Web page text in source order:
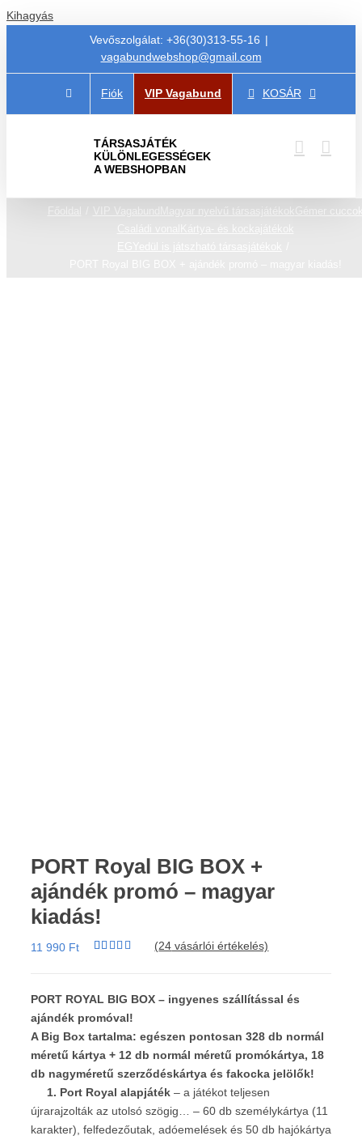
Kihagyás
Vevőszolgálat: +36(30)313-55-16 |
vagabundwebshop@gmail.com
Fiók VIP Vagabund KOSÁR
TÁRSASJÁTÉK
KÜLÖNLEGESSÉGEK
A WEBSHOPBAN
Főoldal VIP Vagabund Magyar nyelvű társasjátékok
Gémer
PORT Royal BIG BOX +
ajándék promó – magyar
kiadás!
11 990 Ft
értékelés
(24 vásárlói értékelés)
PORT ROYAL BIG BOX – ingyenes szállítással és
ajándék promóval!
A Big Box tartalma: egészen pontosan 328 db normál
méretű kártya + 12 db normál méretű promókártya, 18
db nagyméretű szerződéskártya és fakocka jelölők!
1. Port Royal alapjáték – a játékot teljesen
újrarajzolták az utolsó szögig… – 60 db személykártya (11
karakter), felfedezőutak, adóemelések és 50 db hajókártya